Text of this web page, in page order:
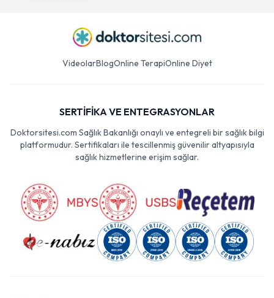
VideolarBlogOnline TerapiOnline Diyet
SERTİFİKA VE ENTEGRASYONLAR
Doktorsitesi.com Sağlık Bakanlığı onaylı ve entegreli bir sağlık bilgi
platformudur. Sertifikaları ile tescillenmiş güvenilir altyapısıyla
sağlık hizmetlerine erişim sağlar.